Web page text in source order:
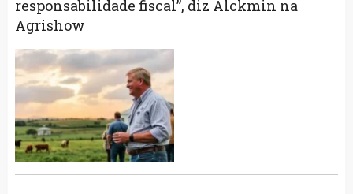
responsabilidade fiscal”, diz Alckmin na
Agrishow